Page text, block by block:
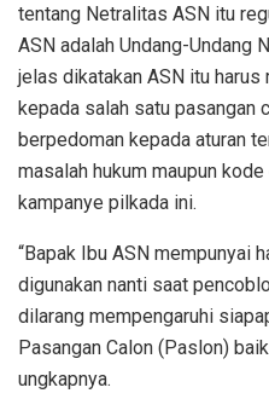
tentang Netralitas ASN itu
ASN adalah Undang-Undang
jelas dikatakan ASN itu
kepada salah satu pasangan
berpedoman kepada aturan
masalah hukum maupun
kampanye pilkada ini.
“Bapak Ibu ASN mempunyai
digunakan nanti saat
dilarang mempengaruhi
Pasangan Calon (Paslon)
ungkapnya.